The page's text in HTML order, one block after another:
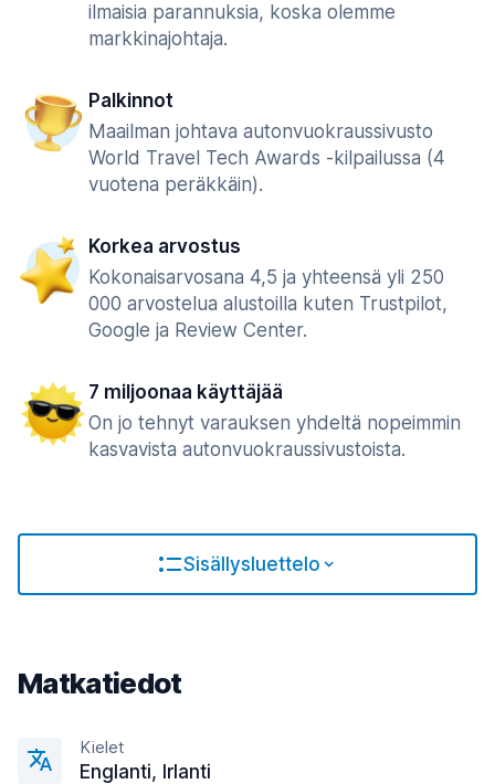
ilmaisia parannuksia, koska olemme
markkinajohtaja.
Palkinnot
Maailman johtava autonvuokraussivusto
World Travel Tech Awards -kilpailussa (4
vuotena peräkkäin).
Korkea arvostus
Kokonaisarvosana 4,5 ja yhteensä yli 250
000 arvostelua alustoilla kuten Trustpilot,
Google ja Review Center.
7 miljoonaa käyttäjää
On jo tehnyt varauksen yhdeltä nopeimmin
kasvavista autonvuokraussivustoista.
Sisällysluettelo
Matkatiedot
Kielet
Englanti, Irlanti